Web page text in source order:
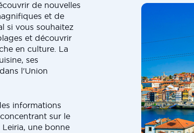
de nouvelles
et de
si vous souhaitez
et découvrir
en culture. La
ses
l'Union
informations
sur le
une bonne